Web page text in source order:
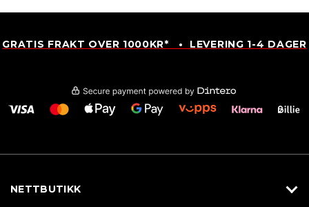
GRATIS FRAKT OVER 1000KR* • LEVERING 1-4 DAGER
NETTBUTIKK